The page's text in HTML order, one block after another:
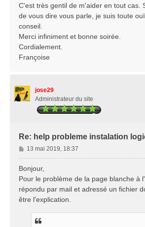
C'est très gentil de m'aider en tout cas.
de vous dire vous parle, je suis toute
conseil.
Merci infiniment et bonne soirée.
Cordialement.
Françoise
jose29
Administrateur du site
Re: help probleme instalation
M
e
s
g
e
13 mai 2019, 18:37
Bonjour,
Pour le problème de la page blanche à
répondu par mail et adressé un fichier
être l'explication.